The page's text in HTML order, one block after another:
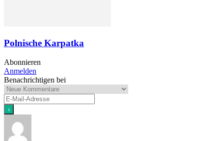
Polnische Karpatka
Abonnieren
Anmelden
Benachrichtigen bei